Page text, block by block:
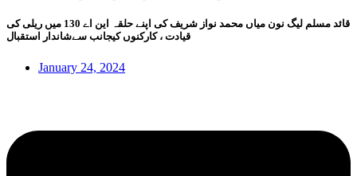
قائد مسلم لیگ نون میاں محمد نواز شریف کی اپنے حلقہ این اے 130 میں ریلی کی
قیادت ، کارکنوں کیجانب سےشاندار استقبال
January 24, 2024